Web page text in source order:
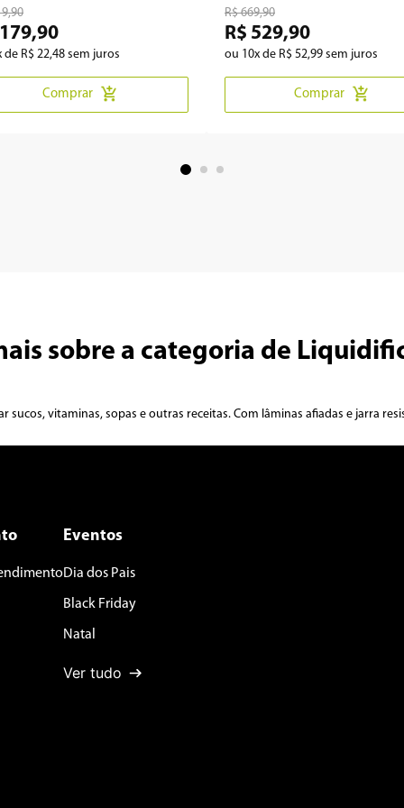
,90
179,90
de R$ 22,48 sem juros
Comprar
R$ 669,90
R$ 529,90
ou 10x de R$ 52,99 sem juros
Comprar
sobre a categoria de
vitaminas, sopas e outras receitas. Com lâminas afiadas e jarra
Eventos
Dia dos Pais
Black Friday
Natal
Ver tudo